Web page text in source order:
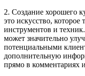
2. Создание хорошего
это искусство, которое
инструментов и
может значительно
потенциальными
дополнительную
прямо в комментариях